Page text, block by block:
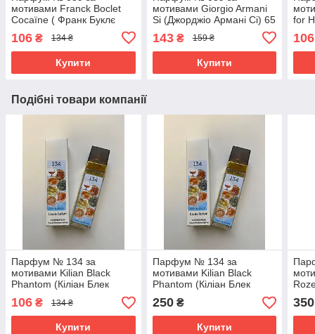
мотивами Franck Boclet
Cocaïne ( Франк Буклє
106 ₴ 134 ₴
Купити
мотивами Giorgio Armani
Si (Джорджіо Армані Сі) 65
143₴ 159 ₴
Купити
for
106
Подібні товари компанії
Парфум № 134 за
мотивами Kilian Black
Phantom (Кіліан Блек
106 ₴ 134 ₴
Купити
Парфум № 134 за
мотивами Kilian Black
Phantom (Кіліан Блек
250₴
Купити
350